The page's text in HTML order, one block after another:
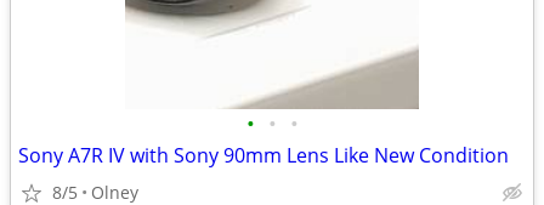
• • •
Sony A7R IV with Sony 90mm Lens Like New Condition
8/5 Olney